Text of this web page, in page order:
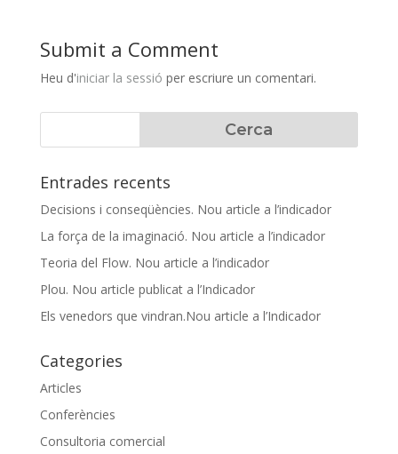
Submit a Comment
Heu d'iniciar la sessió per escriure un comentari.
Entrades recents
Decisions i conseqüències. Nou article a l’indicador
La força de la imaginació. Nou article a l’indicador
Teoria del Flow. Nou article a l’indicador
Plou. Nou article publicat a l’Indicador
Els venedors que vindran.Nou article a l’Indicador
Categories
Articles
Conferències
Consultoria comercial